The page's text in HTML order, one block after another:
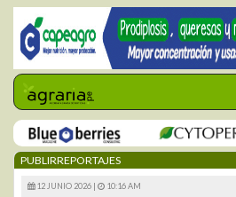
PUBLIRREPORTAJES
12 JUNIO 2026 | 10:16 AM